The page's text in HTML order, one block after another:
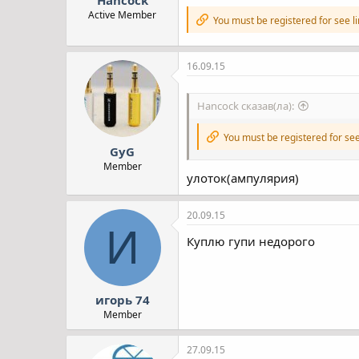
Active Member You must be registered for see
GyG
Member
16.09.15
Hancock сказав(ла):
You must be registered for
улоток(ампулярия)
И
игорь 74
Member
20.09.15
Куплю гупи недорого
27.09.15